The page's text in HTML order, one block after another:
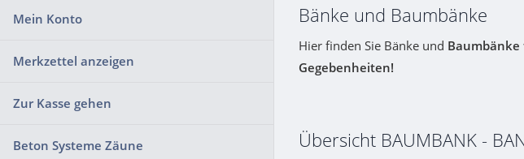
Mein Konto
Merkzettel anzeigen
Zur Kasse gehen
Beton Systeme Zäune
Bänke und Baumbänke
Hier finden Sie Bänke und Baumbänke
Gegebenheiten!
Übersicht BAUMBANK -